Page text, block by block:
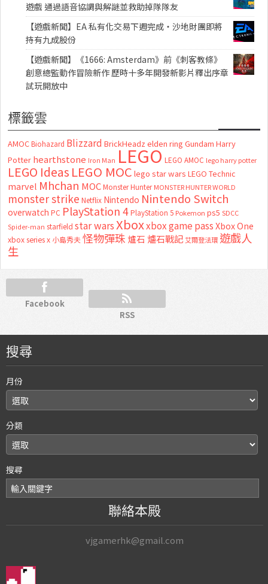
遊戲 通過語音協調與解謎並救助掉隊隊友
【遊戲新聞】EA 私有化交易下週完成・沙地財團即將
持有九成股份
【遊戲新聞】《1666: Amsterdam》前《刺客教條》
創意總監動作冒險新作 歷時十多年開發新影片釋出序章
試玩開放中
標籤雲
AMOC Biohazard Blizzard BrickHeadz elden ring Gundam Harry
Potter hearthstone Iron Man LEGO LEGO AMOC lego harry potter
LEGO Ideas LEGO MOC lego star wars LEGO Technic
marvel Mhchan MOC Monster Hunter MONSTER HUNTER WORLD
monster strike Netflix Nintendo Nintendo Switch
overwatch PC PlayStation 4 PlayStation 5 Pokemon ps5 SDCC
Spider-man starfield star warsXboxxbox game passXbox One
xbox series x 小島秀夫怪物彈珠 爐石 爐石戰記艾爾登法環 遊戲人
生
Facebook
RSS
搜尋
月份
分類
搜尋
聯絡本殿
vjgamerhk@gmail.com